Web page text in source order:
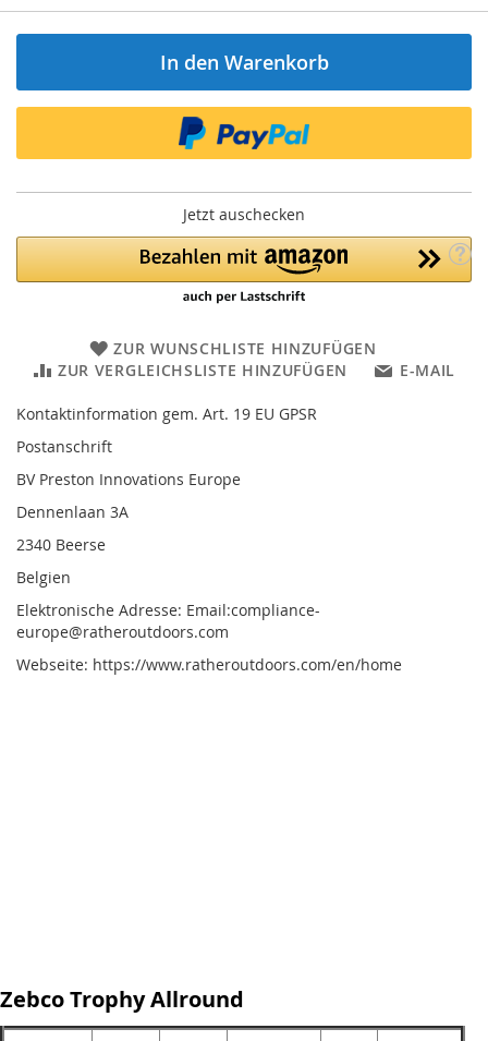
In den Warenkorb
Jetzt auschecken
ZUR WUNSCHLISTE HINZUFÜGEN
ZUR VERGLEICHSLISTE HINZUFÜGEN
E-MAIL
Kontaktinformation gem. Art. 19 EU GPSR
Postanschrift
BV Preston Innovations Europe
Dennenlaan 3A
2340 Beerse
Belgien
Elektronische Adresse: Email:compliance-
europe@ratheroutdoors.com
Webseite: https://www.ratheroutdoors.com/en/home
Zebco Trophy Allround